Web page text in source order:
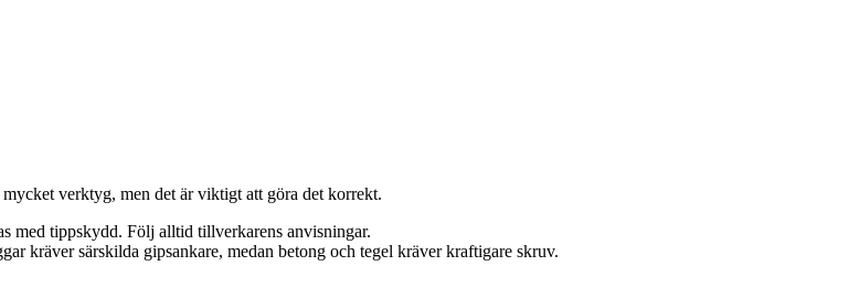
verktyg, men det är viktigt att göra det korrekt.
med tippskydd. Följ alltid tillverkarens anvisningar.
kräver särskilda gipsankare, medan betong och tegel kräver kraftigare skruv.